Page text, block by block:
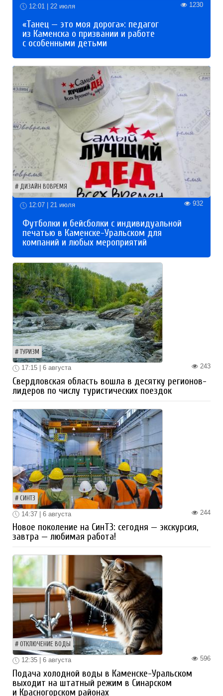
12:01 | 22 июля 1230
«Танец — это моя дорога»: педагог
из Каменска о призвании и работе
с особенными детьми
ДИЗАЙН ВОВРЕМЯ
12:07 | 21 июля 932
Футболки и бейсболки с индивидуальной
печатью в Каменске-Уральском для
компаний и любых мероприятий
ТУРИЗМ
243
17:15 | 6 августа
Свердловская область вошла в десятку регионов-
лидеров по числу туристических поездок
СИНТЗ
244
14:37 | 6 августа
Новое поколение на СинТЗ: сегодня — экскурсия,
завтра — любимая работа!
ОТКЛЮЧЕНИЕ ВОДЫ
596
12:35 | 6 августа
Подача холодной воды в Каменске-Уральском
выходит на штатный режим в Синарском
и Красногорском районах